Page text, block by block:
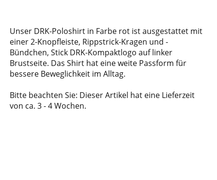
Unser DRK-Poloshirt in Farbe rot ist ausgestattet mit
einer 2-Knopfleiste, Rippstrick-Kragen und -
Bündchen, Stick DRK-Kompaktlogo auf linker
Brustseite. Das Shirt hat eine weite Passform für
bessere Beweglichkeit im Alltag.
Bitte beachten Sie: Dieser Artikel hat eine Lieferzeit
von ca. 3 - 4 Wochen.